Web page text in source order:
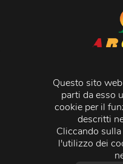
Questo sito
parti da esso
cookie per il
descritti
Cliccando
l'utilizzo dei
Via
C.C.I.A.A. -
Registro delle
Fiscale e Partita Iva
Credits:Crea